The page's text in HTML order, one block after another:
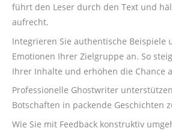
führt den Leser durch den Text und
aufrecht.
Integrieren Sie authentische Beispiele
Emotionen Ihrer Zielgruppe an. So
Ihrer Inhalte und erhöhen die Chance
Professionelle Ghostwriter
Botschaften in packende Geschichten
Wie Sie mit Feedback konstruktiv